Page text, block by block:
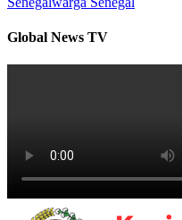
Global News TV